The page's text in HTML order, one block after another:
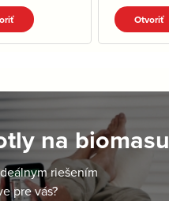
Otvoriť
na biomasu
riešením
pre vás?